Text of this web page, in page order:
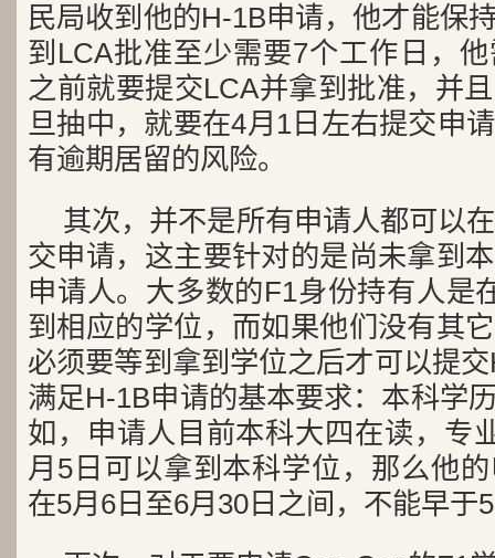
民局收到他的H-1B申请，他才能保
到LCA批准至少需要7个工作日，
之前就要提交LCA并拿到批准，并
旦抽中，就要在4月1日左右提交申
有逾期居留的风险。
其次，并不是所有申请人都可以
交申请，这主要针对的是尚未拿到
申请人。大多数的F1身份持有人是
到相应的学位，而如果他们没有其
必须要等到拿到学位之后才可以提
满足H-1B申请的基本要求：本科学
如，申请人目前本科大四在读，专
月5日可以拿到本科学位，那么他
在5月6日至6月30日之间，不能早于